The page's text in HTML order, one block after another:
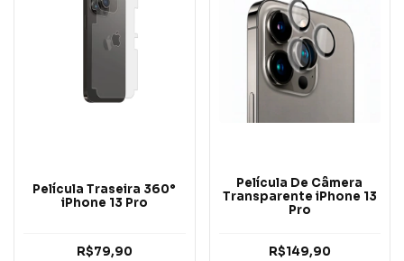
Película Traseira 360°
iPhone 13 Pro
R$79,90
Película De Câmera
Transparente iPhone 13
Pro
R$149,90